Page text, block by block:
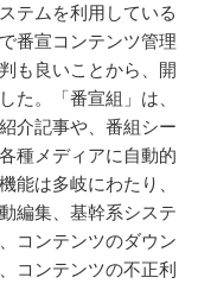
テムを利用している
番宣コンテンツ管理
も良いことから、開
た。「番宣組」は、
介記事や、番組シー
種メディアに自動的
能は多岐にわたり、
編集、基幹系システ
コンテンツのダウン
コンテンツの不正利